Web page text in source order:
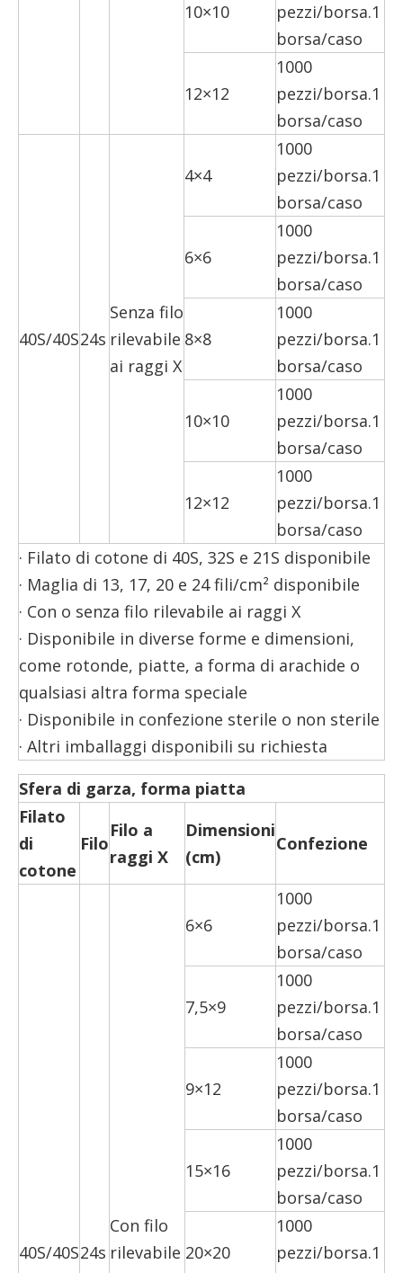
10×10
pezzi/borsa.1
borsa/caso
12×12
1000
pezzi/borsa.1
borsa/caso
40S/40S24s
Senza filo
rilevabile
ai raggi X
4×4
1000
pezzi/borsa.1
borsa/caso
6×6
1000
pezzi/borsa.1
borsa/caso
8×8
1000
pezzi/borsa.1
borsa/caso
10×10
1000
pezzi/borsa.1
borsa/caso
12×12
1000
pezzi/borsa.1
borsa/caso
· Filato di cotone di 40S, 32S e 21S disponibile
· Maglia di 13, 17, 20 e 24 fili/cm² disponibile
· Con o senza filo rilevabile ai raggi X
· Disponibile in diverse forme e dimensioni,
come rotonde, piatte, a forma di arachide o
qualsiasi altra forma speciale
· Disponibile in confezione sterile o non sterile
· Altri imballaggi disponibili su richiesta
Sfera di garza, forma piatta
Filato
di
cotone
Filo
Filo a
raggi X
Dimensioni
(cm)
Confezione
40S/40S24s
Con filo
rilevabile
6×6
1000
pezzi/borsa.1
borsa/caso
7,5×9
1000
pezzi/borsa.1
borsa/caso
9×12
1000
pezzi/borsa.1
borsa/caso
15×16
1000
pezzi/borsa.1
borsa/caso
20×20
1000
pezzi/borsa.1